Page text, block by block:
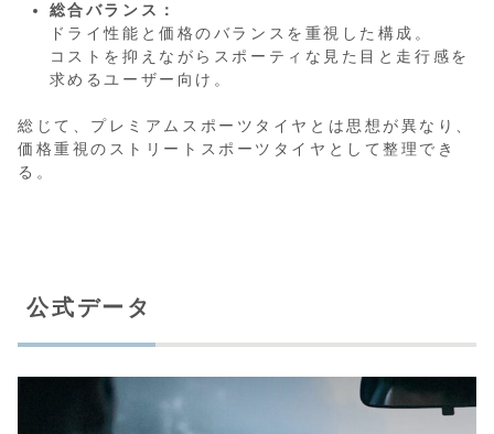
総合バランス：
ドライ性能と価格のバランスを重視した構成。
コストを抑えながらスポーティな見た目と走行感を
求めるユーザー向け。
総じて、プレミアムスポーツタイヤとは思想が異なり、
価格重視のストリートスポーツタイヤとして整理でき
る。
公式データ